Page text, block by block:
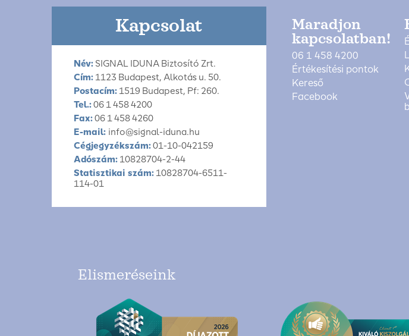
Kapcsolat
Név: SIGNAL IDUNA Biztosító Zrt.
Cím: 1123 Budapest, Alkotás u. 50.
Postacím: 1519 Budapest, Pf: 260.
Tel.:06 1 458 4200
Fax:06 1 458 4260
E-mail: info@signal-iduna.hu
Cégjegyzékszám:01-10-042159
Adószám: 10828704-2-44
Statisztikai szám: 10828704-6511-
114-01
Maradjon
kapcsolatban!
06 1 458 4200
Értékesítési pontok
Kereső
Facebook
Elismeréseink